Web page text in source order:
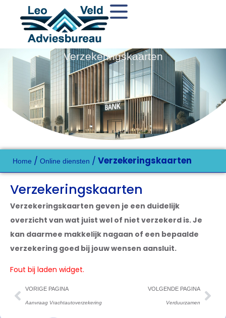
Verzekeringskaarten
Home / Online diensten / Verzekeringskaarten
Verzekeringskaarten
Verzekeringskaarten geven je een duidelijk
overzicht van wat juist wel of niet verzekerd is. Je
kan daarmee makkelijk nagaan of een bepaalde
verzekering goed bij jouw wensen aansluit.
Fout bij laden widget.
VORIGE PAGINA
Aanvraag Vrachtautoverzekering
VOLGENDE PAGINA
Verduurzamen